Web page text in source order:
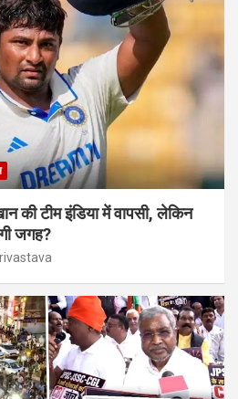
की टीम इंडिया में वापसी, लेकिन
जगह?